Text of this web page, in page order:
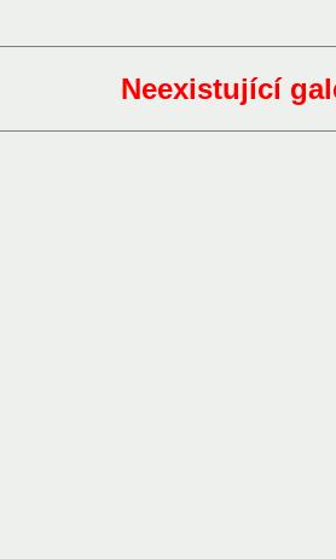
Neexistující